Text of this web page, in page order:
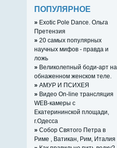
ПОПУЛЯРНОЕ
» Exotic Pole Dance. Ольга
Претензия
» 20 самых популярных
научных мифов - правда и
ложь
» Великолепный боди-арт на
обнаженном женском теле.
» АМУР И ПСИХЕЯ
» Видео On-line трансляция
WEB-камеры с
Екатерининской площади,
г.Одесса
» Собор Святого Петра в
Риме , Ватикан, Рим, Италия